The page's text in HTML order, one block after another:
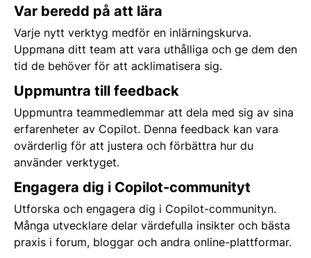
Var beredd på att lära
Varje nytt verktyg medför en inlärningskurva.
Uppmana ditt team att vara uthålliga och ge dem den
tid de behöver för att acklimatisera sig.
Uppmuntra till feedback
Uppmuntra teammedlemmar att dela med sig av sina
erfarenheter av Copilot. Denna feedback kan vara
ovärderlig för att justera och förbättra hur du
använder verktyget.
Engagera dig i Copilot-communityt
Utforska och engagera dig i Copilot-communityn.
Många utvecklare delar värdefulla insikter och bästa
praxis i forum, bloggar och andra online-plattformar.